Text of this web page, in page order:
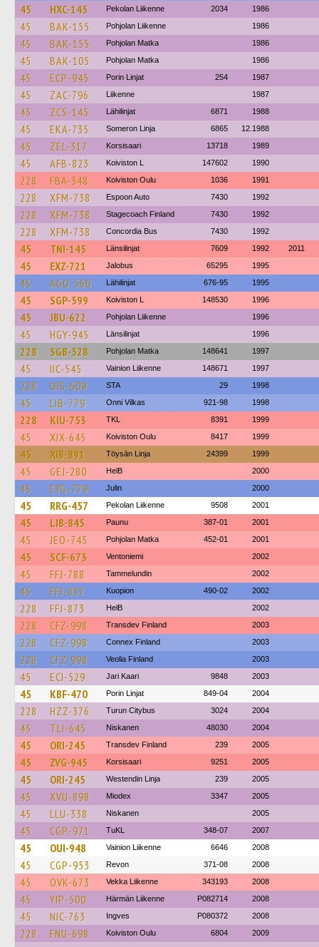
45 HXC-145 Pekolan Liikenne 2034 1986
45 BAK-155 Pohjolan Liikenne 1986
45 BAK-155 Pohjolan Matka 1986
45 BAK-105 Pohjolan Matka 1986
45 ECP-945 Porin Linjat 254 1987
45 ZAC-796 Liikenne 1987
45 ZCS-145 Lähilinjat 6871 1988
45 EKA-735 Someron Linja 6865 12.1988
45 ZEL-317 Korsisaari 13718 1989
45 AFB-823 Koiviston L 147602 1990
228 FBA-348 Koiviston Oulu 1036 1991
228 XFM-738 Espoon Auto 7430 1992
228 XFM-738 Stagecoach Finland 7430 1992
228 XFM-738 Concordia Bus 7430 1992
45 TNI-145 Länsilinjat 7609 1992 2011
45 EXZ-721 Jalobus 65295 1995
45 AGO-560 Lähilinjat 676-95 1995
45 SGP-599 Koiviston L 148530 1996
45 JBU-622 Pohjolan Liikenne 1996
45 HGY-945 Länsilinjat 1996
228 SGB-528 Pohjolan Matka 148641 1997
45 IIC-545 Vainion Liikenne 148671 1997
228 OIS-609 STA 29 1998
45 LIB-779 Onni Vilkas 921-98 1998
228 KIU-753 TKL 8391 1999
45 XIX-645 Koiviston Oulu 8417 1999
45 XIB-891 Töysän Linja 24399 1999
45 GEJ-280 HelB 2000
45 EYG-779 Julin 2000
45 RRG-457 Pekolan Liikenne 9508 2001
45 LIB-845 Paunu 387-01 2001
45 JEO-745 Pohjolan Matka 452-01 2001
45 SCF-673 Ventoniemi 2002
45 FFJ-788 Tammelundin 2002
45 FFJ-837 Kuopion 490-02 2002
228 FFJ-873 HelB 2002
228 CFZ-998 Transdev Finland 2003
228 CFZ-998 Connex Finland 2003
228 CFZ-998 Veolia Finland 2003
45 ECI-529 Jari Kaari 9848 2003
45 KBF-470 Porin Linjat 849-04 2004
228 HZZ-376 Turun Citybus 3024 2004
45 TLI-645 Niskanen 48030 2004
45 ORI-245 Transdev Finland 239 2005
45 ZVG-945 Korsisaari 9251 2005
45 ORI-245 Westendin Linja 239 2005
45 XVU-898 Miodex 3347 2005
45 LLU-338 Niskanen 2005
45 CGP-971 TuKL 348-07 2007
45 OUI-948 Vainion Liikenne 6646 2008
45 CGP-953 Revon 371-08 2008
45 OVK-673 Vekka Liikenne 343193 2008
45 YIP-500 Härmän Liikenne P082714 2008
45 NIC-763 Ingves P080372 2008
228 FNU-698 Koiviston Oulu 6804 2009